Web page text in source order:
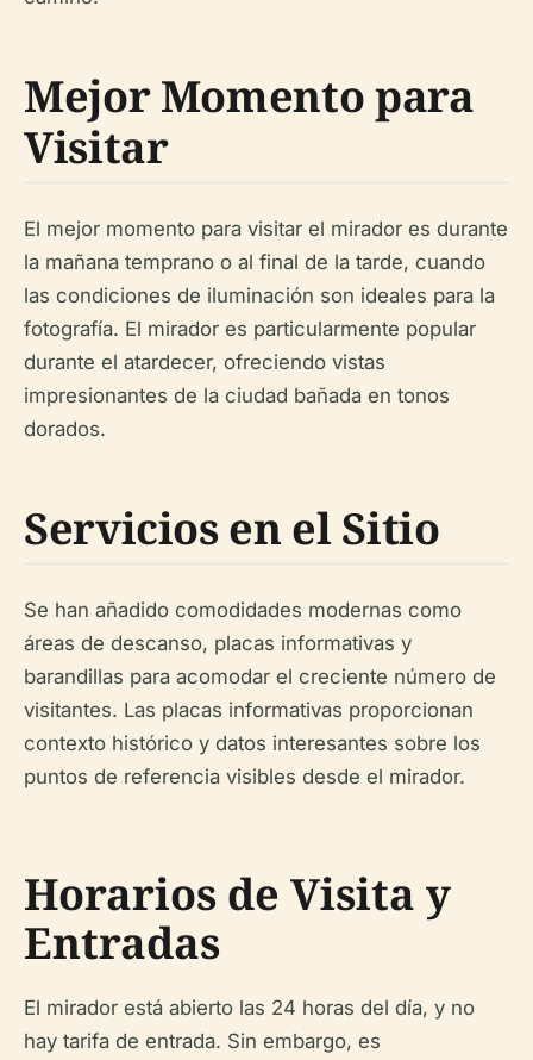
Mejor Momento para
Visitar
El mejor momento para visitar el mirador es durante
la mañana temprano o al final de la tarde, cuando
las condiciones de iluminación son ideales para la
fotografía. El mirador es particularmente popular
durante el atardecer, ofreciendo vistas
impresionantes de la ciudad bañada en tonos
dorados.
Servicios en el Sitio
Se han añadido comodidades modernas como
áreas de descanso, placas informativas y
barandillas para acomodar el creciente número de
visitantes. Las placas informativas proporcionan
contexto histórico y datos interesantes sobre los
puntos de referencia visibles desde el mirador.
Horarios de Visita y
Entradas
El mirador está abierto las 24 horas del día, y no
hay tarifa de entrada. Sin embargo, es